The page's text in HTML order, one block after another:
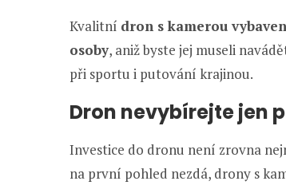
Kvalitní dron s kamerou
osoby, aniž byste jej museli
při sportu i putování krajinou.
Dron nevybírejte jen
Investice do dronu není zrovna
na první pohled nezdá, drony s